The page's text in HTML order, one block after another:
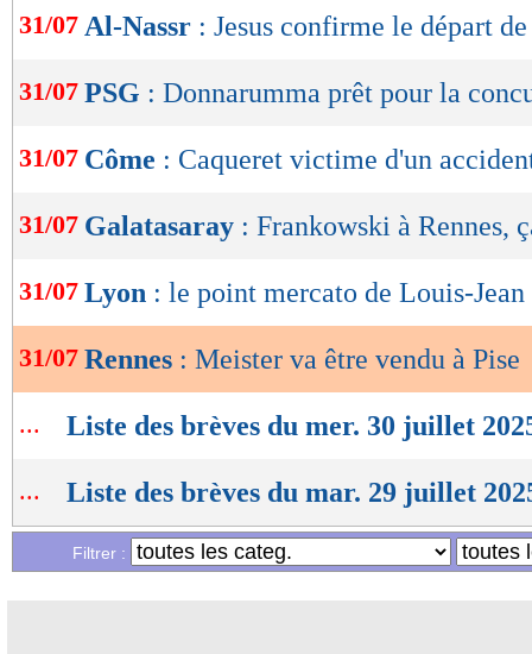
lecture
OK
31/07 Al-Nassr : Jesus confirme le départ
31/07 PSG : Donnarumma prêt pour la
31/07 Côme : Caqueret victime d'un
31/07 Galatasaray : Frankowski à Rennes,
31/07 Lyon : le point mercato de Louis-Jean
31/07 Rennes : Meister va être vendu à Pise
... Liste des brèves du mer. 30 juillet
... Liste des brèves du mar. 29 juillet
Filtrer :